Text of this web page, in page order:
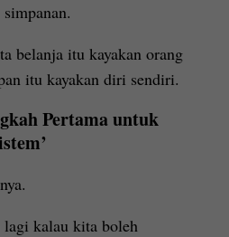
belanja itu kayakan orang
itu kayakan diri sendiri.
Pertama untuk
kalau kita boleh